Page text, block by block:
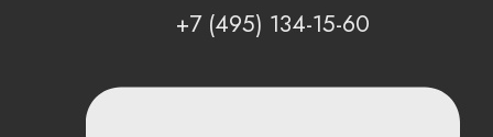
+7 (495) 134-15-60